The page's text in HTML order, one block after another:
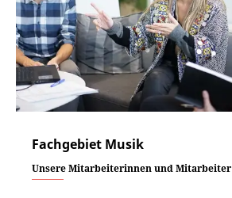
Fachgebiet Musik
Unsere Mitarbeiterinnen und Mitarbeiter